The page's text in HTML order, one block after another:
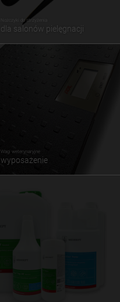
Nożczyki do strzyżenia
dla salonów pielęgnacji
Wagi weterynaryjne
wyposażenie